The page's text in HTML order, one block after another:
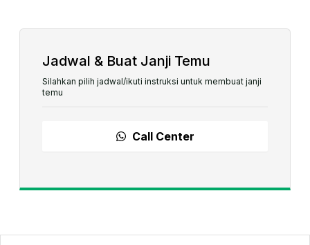
Jadwal & Buat Janji Temu
Silahkan pilih jadwal/ikuti instruksi untuk membuat janji
temu
Call Center